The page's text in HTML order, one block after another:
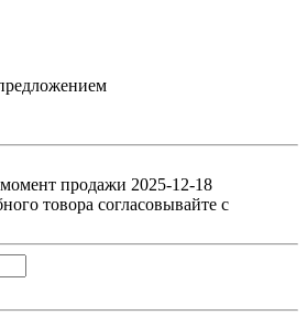
продажи 2025-12-18
товора согласовывайте с